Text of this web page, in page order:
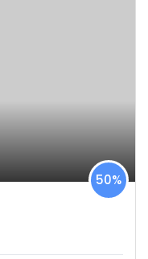
50%